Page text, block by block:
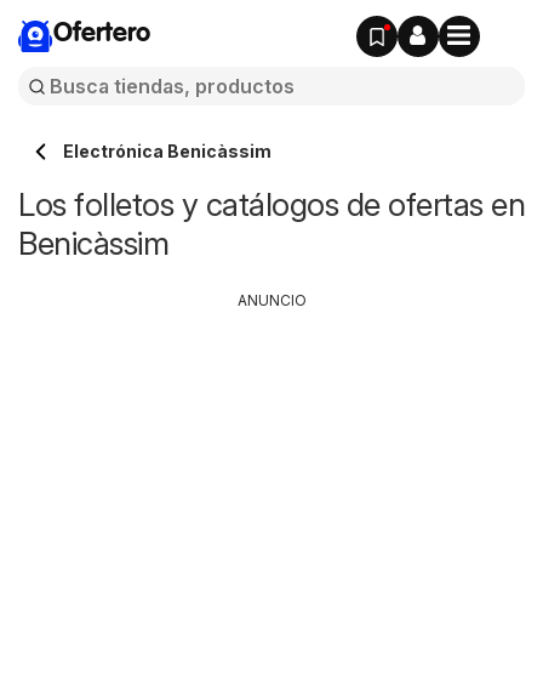
Ofertero
Electrónica Benicàssim
Los folletos y catálogos de ofertas en
Benicàssim
ANUNCIO